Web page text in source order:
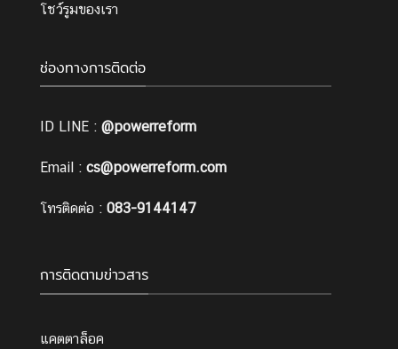
โชว์รูมของเรา
ช่องทางการติดต่อ
ID LINE : @powerreform
Email : cs@powerreform.com
โทรติดต่อ : 083-9144147
การติดตามข่าวสาร
แคตตาล็อค